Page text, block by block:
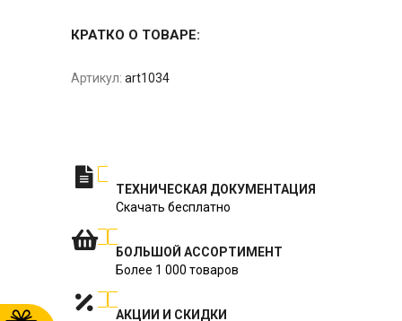
КРАТКО О ТОВАРЕ:
Артикул: art1034
ТЕХНИЧЕСКАЯ ДОКУМЕНТАЦИЯ
Скачать бесплатно
БОЛЬШОЙ АССОРТИМЕНТ
Более 1 000 товаров
АКЦИИ И СКИДКИ